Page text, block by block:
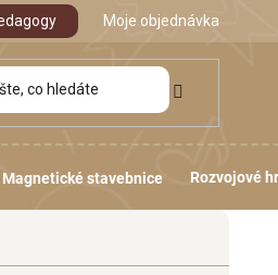
Moje objednávka
Magnetické stavebnice Rozvojové